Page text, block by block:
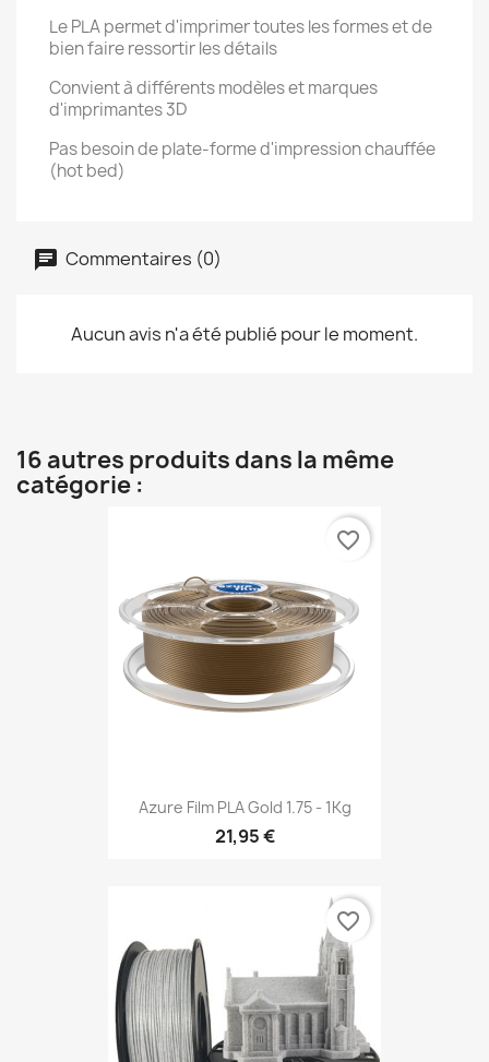
Le PLA permet d'imprimer toutes les formes et de
bien faire ressortir les détails
Convient à différents modèles et marques
d'imprimantes 3D
Pas besoin de plate-forme d'impression chauffée
(hot bed)
Commentaires (0)
Aucun avis n'a été publié pour le moment.
16 autres produits dans la même
catégorie :
Azure Film PLA Gold 1.75 - 1Kg
21,95 €
favorite_border
favorite_border